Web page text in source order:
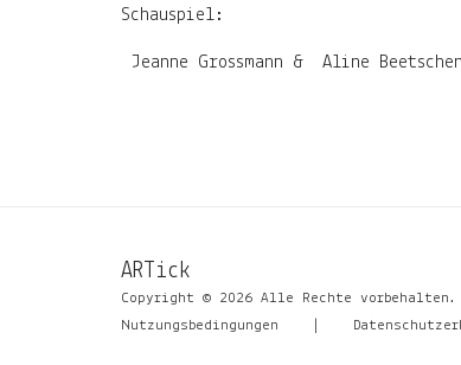
Schauspiel:
Jeanne Grossmann & Aline Beetschen
ARTick
Copyright © 2026 Alle Rechte vorbehalten.
Nutzungsbedingungen